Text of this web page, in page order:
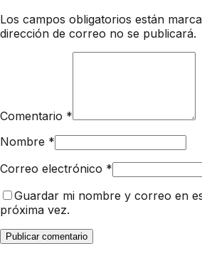
Los campos obligatorios están
dirección de correo no se publicará.
Comentario *
Nombre *
Correo electrónico *
Guardar mi nombre y correo en
próxima vez.